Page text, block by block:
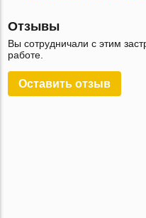
Отзывы
Вы сотрудничали с этим
работе.
Оставить отзыв